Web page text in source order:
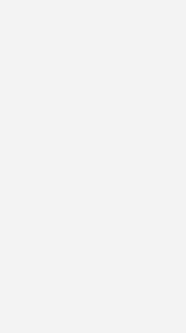
Handel wieder in Fahrt –
kaum mehr in
Zeit der Lockdowns hat auch
es umso mehr, für den
zu schaffen. Dieser
beim Kunden